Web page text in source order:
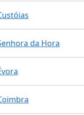
da Hora